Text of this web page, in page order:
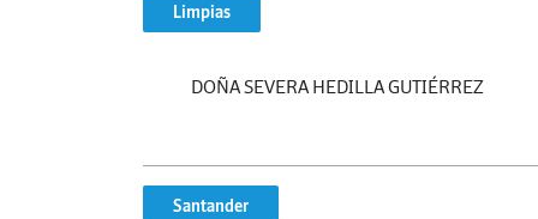
Limpias
DOÑA SEVERA HEDILLA GUTIÉRREZ
Santander